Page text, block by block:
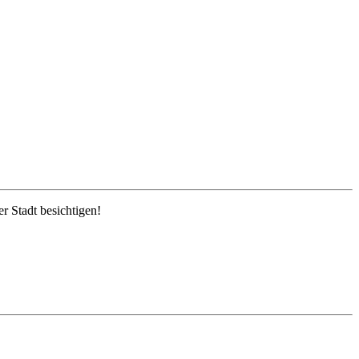
Stadt besichtigen!